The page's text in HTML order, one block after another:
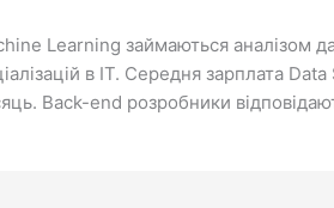
Learning займаються
в IT. Середня зарплата
Back-end розробники